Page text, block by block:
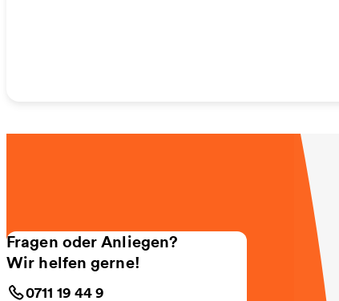
Fragen oder Anliegen?
Wir helfen gerne!
0711 19 44 9